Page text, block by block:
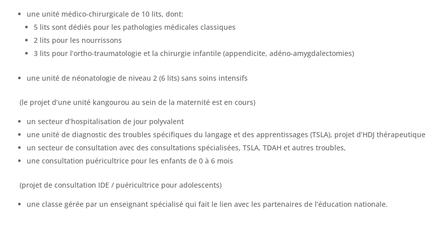
une unité médico-chirurgicale de 10 lits, dont:
5 lits sont dédiés pour les pathologies médicales classiques
2 lits pour les nourrissons
3 lits pour l’ortho-traumatologie et la chirurgie infantile (appendicite, adéno-amygdalectomies)
une unité de néonatologie de niveau 2 (6 lits) sans soins intensifs
(le projet d’une unité kangourou au sein de la maternité est en cours)
un secteur d’hospitalisation de jour polyvalent
une unité de diagnostic des troubles spécifiques du langage et des apprentissages (TSLA), projet d’HDJ thérapeutique
un secteur de consultation avec des consultations spécialisées, TSLA, TDAH et autres troubles,
une consultation puéricultrice pour les enfants de 0 à 6 mois
(projet de consultation IDE / puéricultrice pour adolescents)
une classe gérée par un enseignant spécialisé qui fait le lien avec les partenaires de l’éducation nationale.